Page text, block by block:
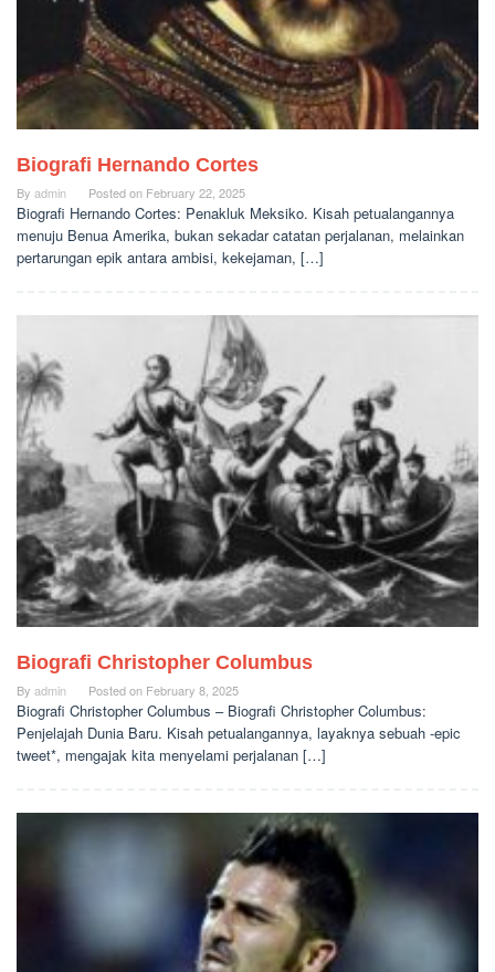
Biografi Hernando Cortes
By admin Posted on February 22, 2025
Biografi Hernando Cortes: Penakluk Meksiko. Kisah petualangannya
menuju Benua Amerika, bukan sekadar catatan perjalanan, melainkan
pertarungan epik antara ambisi, kekejaman, […]
Biografi Christopher Columbus
By admin Posted on February 8, 2025
Biografi Christopher Columbus – Biografi Christopher Columbus:
Penjelajah Dunia Baru. Kisah petualangannya, layaknya sebuah -epic
tweet*, mengajak kita menyelami perjalanan […]